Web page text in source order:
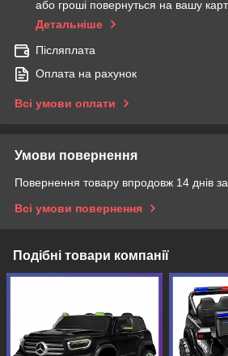
або гроші повернуться на вашу
Детальніше
Післяплата
Оплата на рахунок
Всі умови оплати
Умови повернення
Повернення товару впродовж 14 днів
Всі умови повернення
Подібні товари компанії